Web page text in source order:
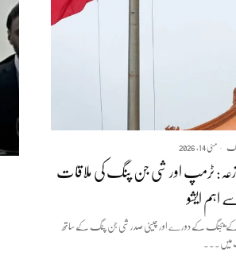
- مئی 14, 2026
ٹرمپ اور شی جن پنگ کی ملاقات
ایشو
بیجنگ کے دورے اور چینی صدر شی جن پنگ کے ساتھ
میں...